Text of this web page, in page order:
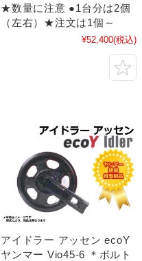
★数量に注意 ●1台分は2個
（左右）★注文は1個～
¥52,400(税込)
アイドラー アッセン ecoY
ヤンマー Vio45-6 ＊ボルト